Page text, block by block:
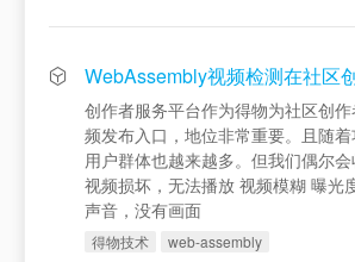
创作者服务平台作为得物为社区创
频发布入口，地位非常重要。且随着
用户群体也越来越多。但我们偶尔会
视频损坏，无法播放 视频模糊 曝光
声音，没有画面
得物技术 web-assembly